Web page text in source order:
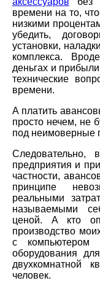
времени на то,
низкими
убедить,
установки,
комплекса.
деньгах и
технические
времени.
А платить
просто нечем, не
под неимоверные
Следовательно,
предприятия и
частности,
принципе
реальными
называемыми
ценой. А кто
производство
с компьютером
оборудования
двухкомнатной
человек.